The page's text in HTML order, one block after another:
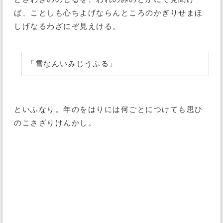
ば、ことしも心ちよげならんところのかぎりせまほ
しげなるわざにぞ見えける。
「雪なんいみじうふる」
といふなり。年のをはりには何ごとにつけても思ひ
のこさざりけんかし。